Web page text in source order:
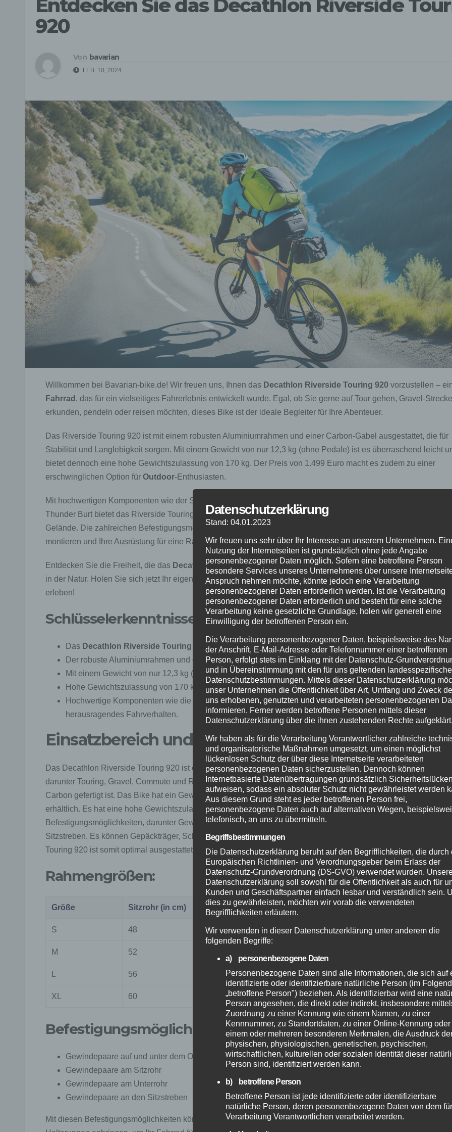
Entdecken Sie das Decathlon Riverside
920
Von bavarian
FEB. 10, 2024
Willkommen bei Bavarian-bike.de! Wir freuen uns, Ihnen das Decathlon Riverside Touring 920 vorzustellen –
Fahrrad , das für ein vielseitiges Fahrerlebnis entwickelt wurde. Egal, ob Sie gerne auf Tour gehen, Gravel-
erkunden, pendeln oder reisen möchten, dieses Bike ist der ideale Begleiter für Ihre Abenteuer.
Das Riverside Touring 920 ist mit einem robusten Aluminiumrahmen und einer Carbon-Gabel ausgestattet, die für
Stabilität und Langlebigkeit sorgen. Mit einem Gewicht von nur 12,3 kg (ohne Pedale) ist es überraschend leicht
bietet dennoch eine hohe Gewichtszulassung von 170 kg. Der Preis von 1.499 Euro macht es zudem zu einer
erschwinglichen Option für Outdoor-Enthusiasten.
Mit hochwertigen Komponenten wie der SRAM Rival 1×11 Schaltung und breiten 29-Zoll Reifen von Schwalbe
Thunder Burt bietet das Riverside Touring 920 ein hervorragendes Fahrverhalten sowohl auf der Straße als auch
Gelände. Die zahlreichen Befestigungsmöglichkeiten ermöglichen es Ihnen,
montieren und Ihre Ausrüstung für eine Radtour oderBikepacking-Abenteuer mitzunehmen.
Entdecken Sie die Freiheit, die das Decathlon Riverside Touring 920bietet, und erleben Sie unvergessliche
in der Natur. Holen Sie sich jetzt Ihr eigenes Riverside Touring 920 und machen Sie sich bereit, neue Abenteuer zu
erleben!
Schlüsselerkenntnisse:
Das Decathlon Riverside Touring 920ist ein vielseitigesFahrradfür Touring, Gravel, Commute und
Der robuste Aluminiumrahmen und die Carbon-Gabel sorgen für Stabilität und Langlebigkeit.
Mit einem Gewicht von nur 12,3 kg (ohne Pedale) ist das Bike überraschend leicht.
Hohe Gewichtszulassung von 170 kg ermöglicht es Ihnen, zusätzliches Gepäck mitzunehmen.
Hochwertige Komponenten wie die SRAM Rival 1×11 Schaltung und breite 29-Zoll Reifen bieten ein
herausragendes Fahrverhalten.
Einsatzbereich und Rahmendetails
Das Decathlon Riverside Touring 920 ist ein vielseitigesFahrrad, das für verschiedene Einsatzbereiche geeignet
darunter Touring, Gravel, Commute und Reisen. Der Rahmen besteht aus robustem Aluminium, während die Gabel
Carbon gefertigt ist. Das Bike hat ein Gewicht von 12,3 kg (ohne Pedale) und ist in den Rahmengrößen S, M, L und
erhältlich. Es hat eine hohe Gewichtszulassung von 170 kg. Der Rahmen verfügt über zahlreiche
Befestigungsmöglichkeiten, darunter Gewindepaare auf und unter dem Oberrohr, am Sitzrohr, am Unterrohr und an
Sitzstreben. Es können Gepäckträger, Schutzbleche undBikepacking
Touring 920 ist somit optimal ausgestattet für Radtouren und Bikepacking-Abenteuer.
Rahmengrößen:
Größe Sitzrohr (in cm) Rahmenhöhe (in cm)
S 48 52
M 52
L 56 60
XL 60 64
Befestigungsmöglichkeiten:
Gewindepaare auf und unter dem Oberrohr
Gewindepaare am Sitzrohr
Gewindepaare am Unterrohr
Gewindepaare an den Sitzstreben
Mit diesen Befestigungsmöglichkeiten können Sie problemlos Gepäckträger, Schutzbleche und Bikepacking-
Datenschutzerklärung
Stand: 04.01.2023
Wir freuen uns sehr über Ihr Interesse an unserem Unternehmen.
Nutzung der Internetseiten ist grundsätzlich ohne jede Angabe
personenbezogener Daten möglich. Sofern eine betroffene Person
besondere Services unseres Unternehmens über unsere
Anspruch nehmen möchte, könnte jedoch eine Verarbeitung
personenbezogener Daten erforderlich werden. Ist die Verarbeitung
personenbezogener Daten erforderlich und besteht für eine solche
Verarbeitung keine gesetzliche Grundlage, holen wir generell eine
Einwilligung der betroffenen Person ein.
Die Verarbeitung personenbezogener Daten, beispielsweise des
der Anschrift, E-Mail-Adresse oder Telefonnummer einer betroffenen
Person, erfolgt stets im Einklang mit der Datenschutz-
und in Übereinstimmung mit den für uns geltenden
Datenschutzbestimmungen. Mittels dieser Datenschutzerklärung
unser Unternehmen die Öffentlichkeit über Art, Umfang und Zweck
uns erhobenen, genutzten und verarbeiteten personenbezogenen
informieren. Ferner werden betroffene Personen mittels dieser
Datenschutzerklärung über die ihnen zustehenden Rechte aufgeklärt.
Wir haben als für die Verarbeitung Verantwortlicher zahlreiche
und organisatorische Maßnahmen umgesetzt, um einen möglichst
lückenlosen Schutz der über diese Internetseite verarbeiteten
personenbezogenen Daten sicherzustellen. Dennoch können
Internetbasierte Datenübertragungen grundsätzlich Sicherheitslücken
aufweisen, sodass ein absoluter Schutz nicht gewährleistet werden
Aus diesem Grund steht es jeder betroffenen Person frei,
personenbezogene Daten auch auf alternativen Wegen,
telefonisch, an uns zu übermitteln.
Begriffsbestimmungen
Die Datenschutzerklärung beruht auf den Begrifflichkeiten, die durch
Europäischen Richtlinien- und Verordnungsgeber beim Erlass der
Datenschutz-Grundverordnung (DS-GVO) verwendet wurden.
Datenschutzerklärung soll sowohl für die Öffentlichkeit als auch für
Kunden und Geschäftspartner einfach lesbar und verständlich sein.
dies zu gewährleisten, möchten wir vorab die verwendeten
Begrifflichkeiten erläutern.
Wir verwenden in dieser Datenschutzerklärung unter anderem die
folgenden Begriffe:
a) personenbezogene Daten
Personenbezogene Daten sind alle Informationen, die sich auf
identifizierte oder identifizierbare natürliche Person (im
„betroffene Person") beziehen. Als identifizierbar wird eine
Person angesehen, die direkt oder indirekt, insbesondere
Zuordnung zu einer Kennung wie einem Namen, zu einer
Kennnummer, zu Standortdaten, zu einer Online-Kennung oder
einem oder mehreren besonderen Merkmalen, die Ausdruck
physischen, physiologischen, genetischen, psychischen,
wirtschaftlichen, kulturellen oder sozialen Identität dieser
Person sind, identifiziert werden kann.
b) betroffene Person
Betroffene Person ist jede identifizierte oder identifizierbare
natürliche Person, deren personenbezogene Daten von dem
Verarbeitung Verantwortlichen verarbeitet werden.